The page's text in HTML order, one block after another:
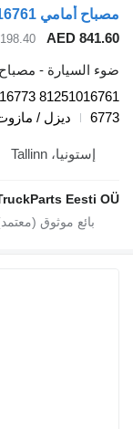
€198.40
≈ $228.80
- مصباح أمامي
/ مازوت